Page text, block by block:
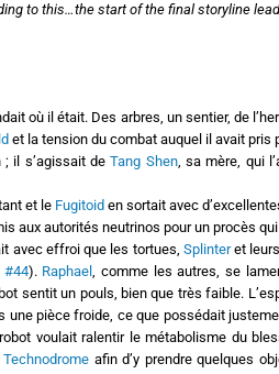
to this…the start of the final storyline
où il était. Des arbres, un sentier, de
et la tension du combat auquel il avait pris
; il s’agissait deTang Shen, sa mère, qui
et le Fugitoid en sortait avec
aux autorités neutrinos pour un procès
avec effroi que les tortues, Splinteret
#44). Raphael, comme les autres, se
sentit un pouls, bien que très faible.
une pièce froide, ce que possédait
voulait ralentir le métabolisme du
Technodrome afin d’y prendre quelques